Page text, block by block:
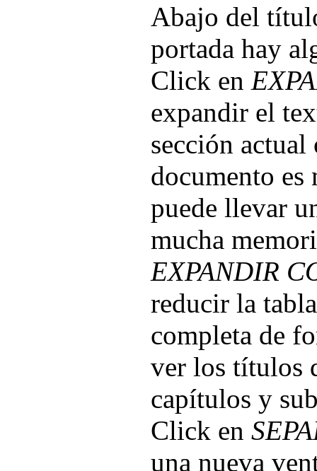
Abajo del
portada hay
Click en
expandir el
sección
documento es
puede llevar
mucha
EXPANDIR
reducir la
completa de
ver los títulos
capítulos y
Click en
una nueva